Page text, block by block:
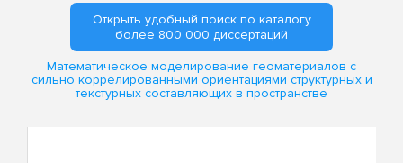
Открыть удобный поиск по каталогу
более 800 000 диссертаций
Математическое моделирование геоматериалов с
сильно коррелированными ориентациями структурных и
текстурных составляющих в пространстве